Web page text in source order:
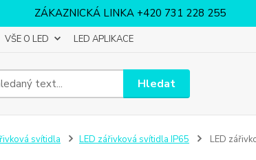
ZÁKAZNICKÁ LINKA +420 731 228 255
VŠE O LED LED APLIKACE
Hledat
svítidla LED zářivková svítidla IP65 LED